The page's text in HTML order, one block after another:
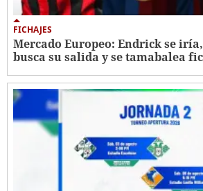
FICHAJES
Mercado Europeo: Endrick se
busca su salida y se tamabalea